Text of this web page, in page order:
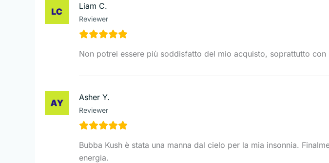
Liam C.
Reviewer
Non potrei essere più soddisfatto del mio acquisto, soprattutto
Asher Y.
Reviewer
Bubba Kush è stata una manna dal cielo per la mia insonnia.
energia.